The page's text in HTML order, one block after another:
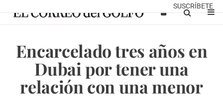
SUSCRÍBETE
Encarcelado tres años en
Dubai por tener una
relación con una menor